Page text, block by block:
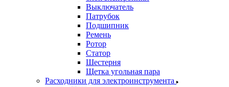
Выключатель
Патрубок
Подшипник
Ремень
Ротор
Статор
Шестерня
Щетка угольная пара
Расходники для электроинструмента